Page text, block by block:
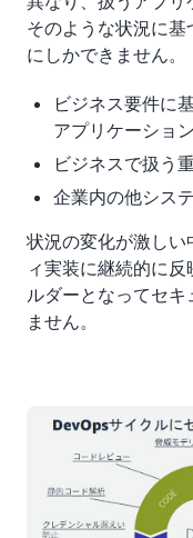
そのような状況に
にしかできません。
ビジネス要件に
アプリケーショ
ビジネスで扱う
企業内の他シス
状況の変化が激し
ィ実装に継続的に
ルダーとなってセキ
ません。